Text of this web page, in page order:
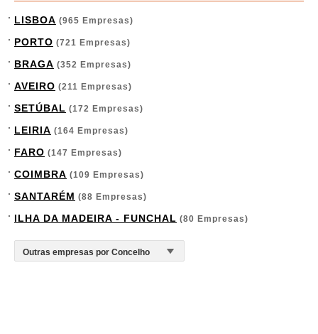
LISBOA (965 Empresas)
PORTO (721 Empresas)
BRAGA (352 Empresas)
AVEIRO (211 Empresas)
SETÚBAL (172 Empresas)
LEIRIA (164 Empresas)
FARO (147 Empresas)
COIMBRA (109 Empresas)
SANTARÉM (88 Empresas)
ILHA DA MADEIRA - FUNCHAL (80 Empresas)